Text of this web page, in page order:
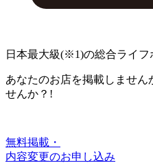
日本最大級(※1)の総合ライフ
あなたのお店を掲載しません
せんか？!
無料掲載・
内容変更のお申し込み